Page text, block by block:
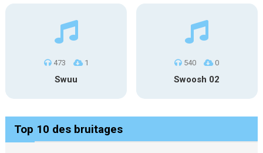
473 1
Swuu
540 0
Swoosh 02
Top 10 des bruitages